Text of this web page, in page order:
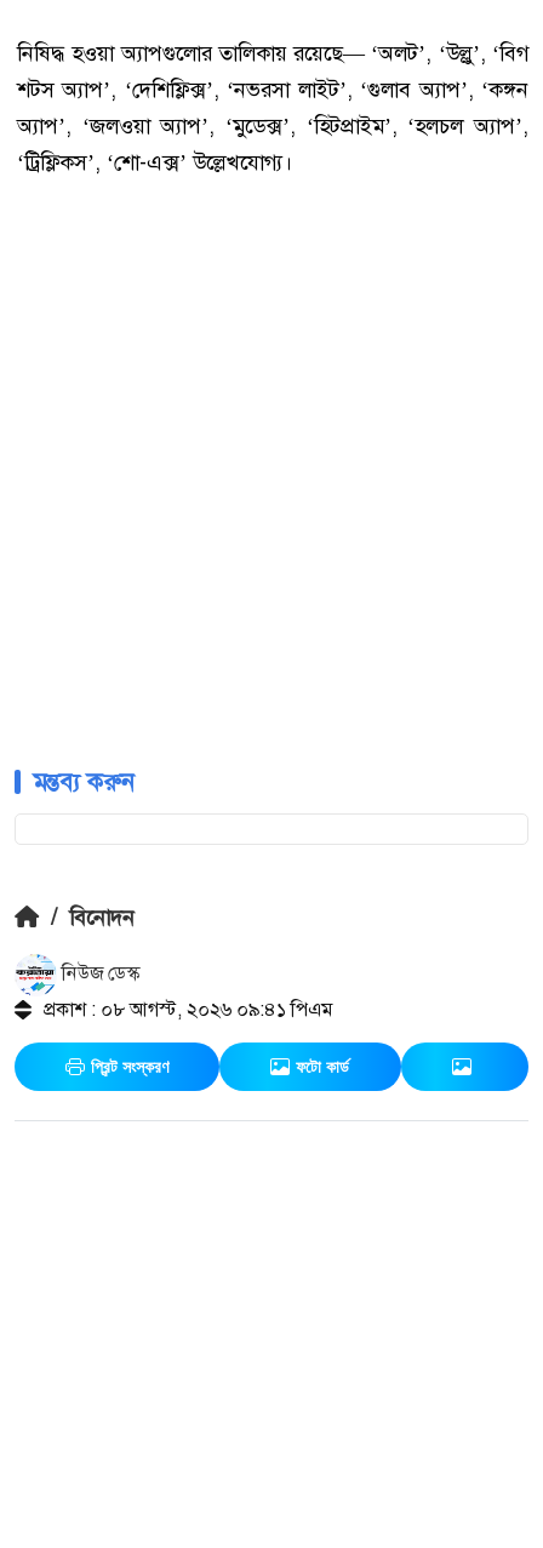
নিষিদ্ধ হওয়া অ্যাপগুলোর তালিকায় রয়েছে— ‘অলট’, ‘উল্লু’, ‘বিগ
শটস অ্যাপ’, ‘দেশিফ্লিক্স’, ‘নভরসা লাইট’, ‘গুলাব অ্যাপ’, ‘কঙ্গন
অ্যাপ’, ‘জলওয়া অ্যাপ’, ‘মুডেক্স’, ‘হিটপ্রাইম’, ‘হলচল অ্যাপ’,
‘ট্রিফ্লিকস’, ‘শো-এক্স’ উল্লেখযোগ্য।
মন্তব্য করুন
/ বিনোদন
নিউজ ডেস্ক
প্রকাশ : ০৮ আগস্ট, ২০২৬ ০৯:৪১ পিএম
প্রিন্ট সংস্করণ ফটো কার্ড